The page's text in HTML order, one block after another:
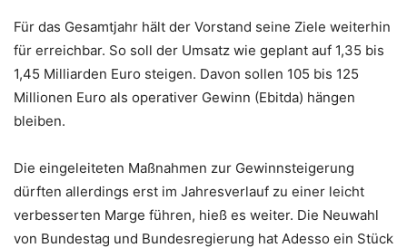
Für das Gesamtjahr hält der Vorstand seine Ziele weiterhin
für erreichbar. So soll der Umsatz wie geplant auf 1,35 bis
1,45 Milliarden Euro steigen. Davon sollen 105 bis 125
Millionen Euro als operativer Gewinn (Ebitda) hängen
bleiben.
Die eingeleiteten Maßnahmen zur Gewinnsteigerung
dürften allerdings erst im Jahresverlauf zu einer leicht
verbesserten Marge führen, hieß es weiter. Die Neuwahl
von Bundestag und Bundesregierung hat Adesso ein Stück